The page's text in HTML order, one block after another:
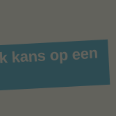
kans op een